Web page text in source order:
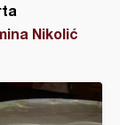
Nikolić